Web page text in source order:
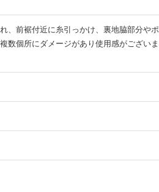
、前裾付近に糸引っかけ、裏地脇部分やポ
数個所にダメージがあり使用感がございま